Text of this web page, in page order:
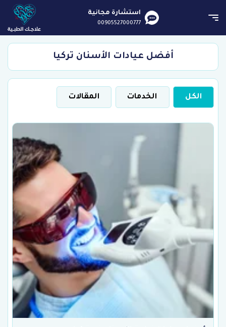
استشارة مجانية
00905527000777
أفضل عيادات الأسنان تركيا
الكل الخدمات المقالات